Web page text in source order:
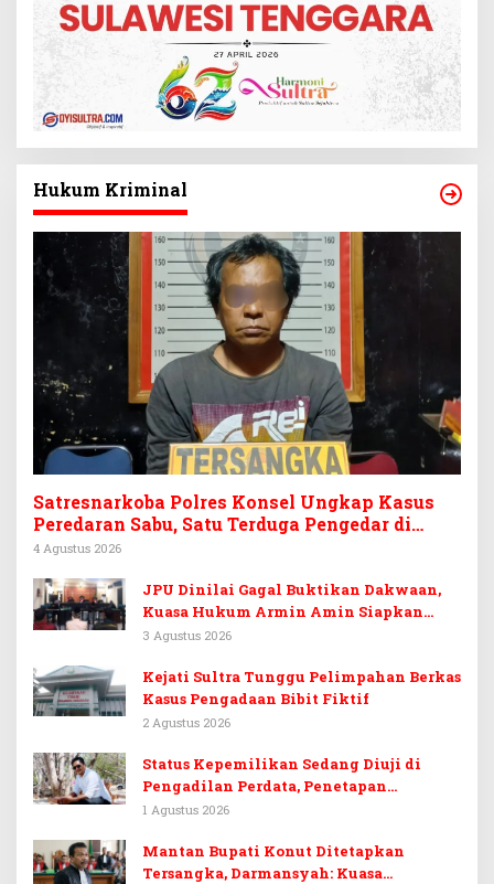
Hukum Kriminal
Satresnarkoba Polres Konsel Ungkap Kasus
Peredaran Sabu, Satu Terduga Pengedar di
Tinanggea Ditangkap
4 Agustus 2026
JPU Dinilai Gagal Buktikan Dakwaan,
Kuasa Hukum Armin Amin Siapkan
Pledoi dan Minta Putusan Bebas
3 Agustus 2026
Kejati Sultra Tunggu Pelimpahan Berkas
Kasus Pengadaan Bibit Fiktif
2 Agustus 2026
Status Kepemilikan Sedang Diuji di
Pengadilan Perdata, Penetapan
Tersangka Dr. Ruksamin Dinilai
1 Agustus 2026
Mantan Bupati Konut Ditetapkan
Tersangka, Darmansyah: Kuasa